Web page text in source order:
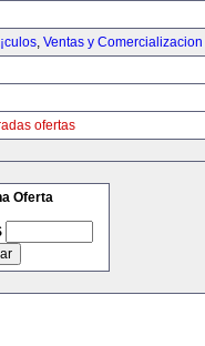
, Ventas y Comercializacion
ofertas
Oferta